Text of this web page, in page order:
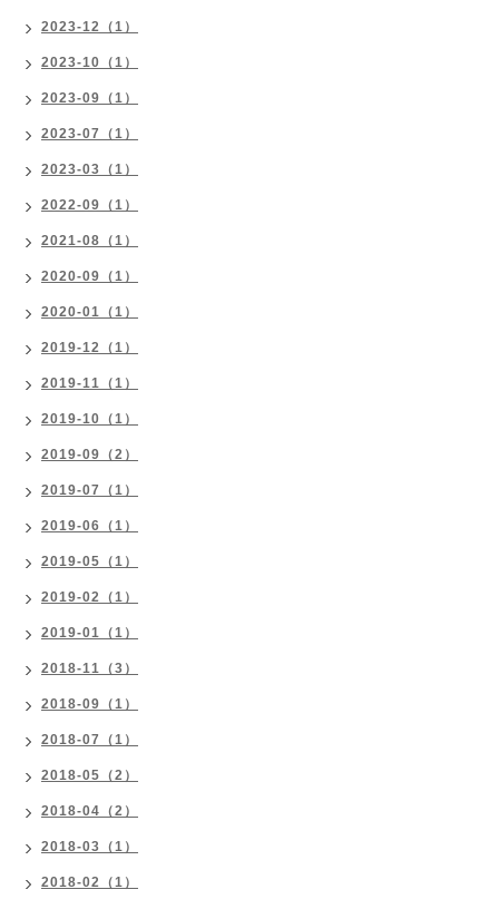
2023-12（1）
2023-10（1）
2023-09（1）
2023-07（1）
2023-03（1）
2022-09（1）
2021-08（1）
2020-09（1）
2020-01（1）
2019-12（1）
2019-11（1）
2019-10（1）
2019-09（2）
2019-07（1）
2019-06（1）
2019-05（1）
2019-02（1）
2019-01（1）
2018-11（3）
2018-09（1）
2018-07（1）
2018-05（2）
2018-04（2）
2018-03（1）
2018-02（1）